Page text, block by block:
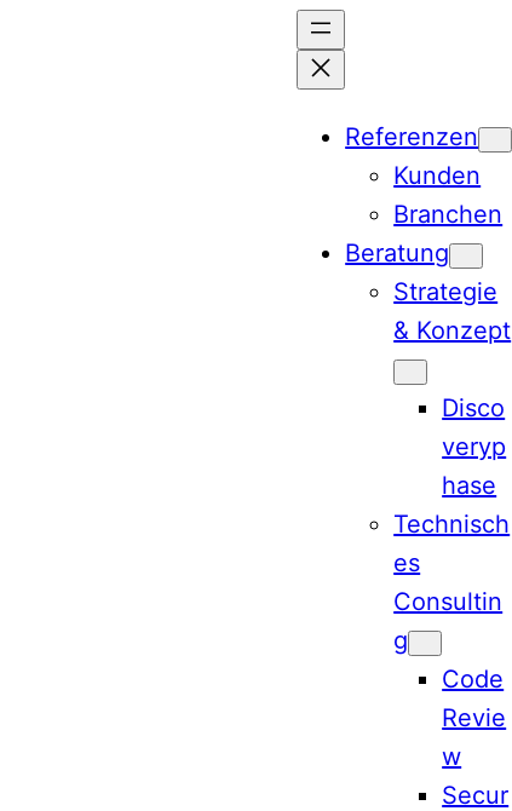
Referenzen
Kunden
Branchen
Beratung
Strategie
& Konzept
Disco
veryp
hase
Technisch
es
Consultin
g
Code
Revie
w
Secur